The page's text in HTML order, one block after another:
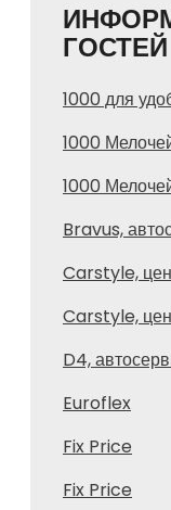
ГОСТЕЙ
1000 для
1000
1000
Bravus,
Carstyle,
Carstyle,
D4,
Euroflex
Fix Price
Fix Price